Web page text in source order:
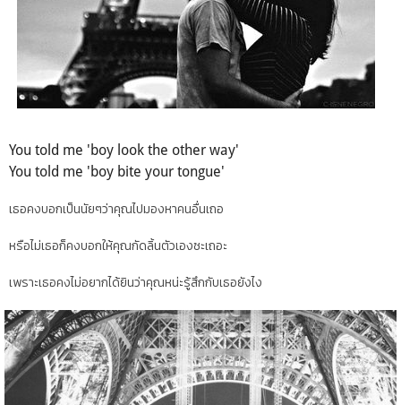
You told me 'boy look the other way'
You told me 'boy bite your tongue'
เธอคงบอกเป็นนัยๆว่าคุณไปมองหาคนอื่นเถอ
หรือไม่เธอก็คงบอกให้คุณกัดลิ้นตัวเองซะเถอะ
เพราะเธอคงไม่อยากได้ยินว่าคุณหน่ะรู้สึกกับเธอยังไง